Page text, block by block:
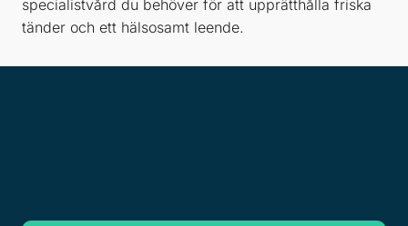
specialistvård du behöver för att upprätthålla friska
tänder och ett hälsosamt leende.